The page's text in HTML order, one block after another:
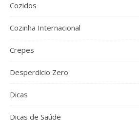
Cozidos
Cozinha Internacional
Crepes
Desperdício Zero
Dicas
Dicas de Saúde